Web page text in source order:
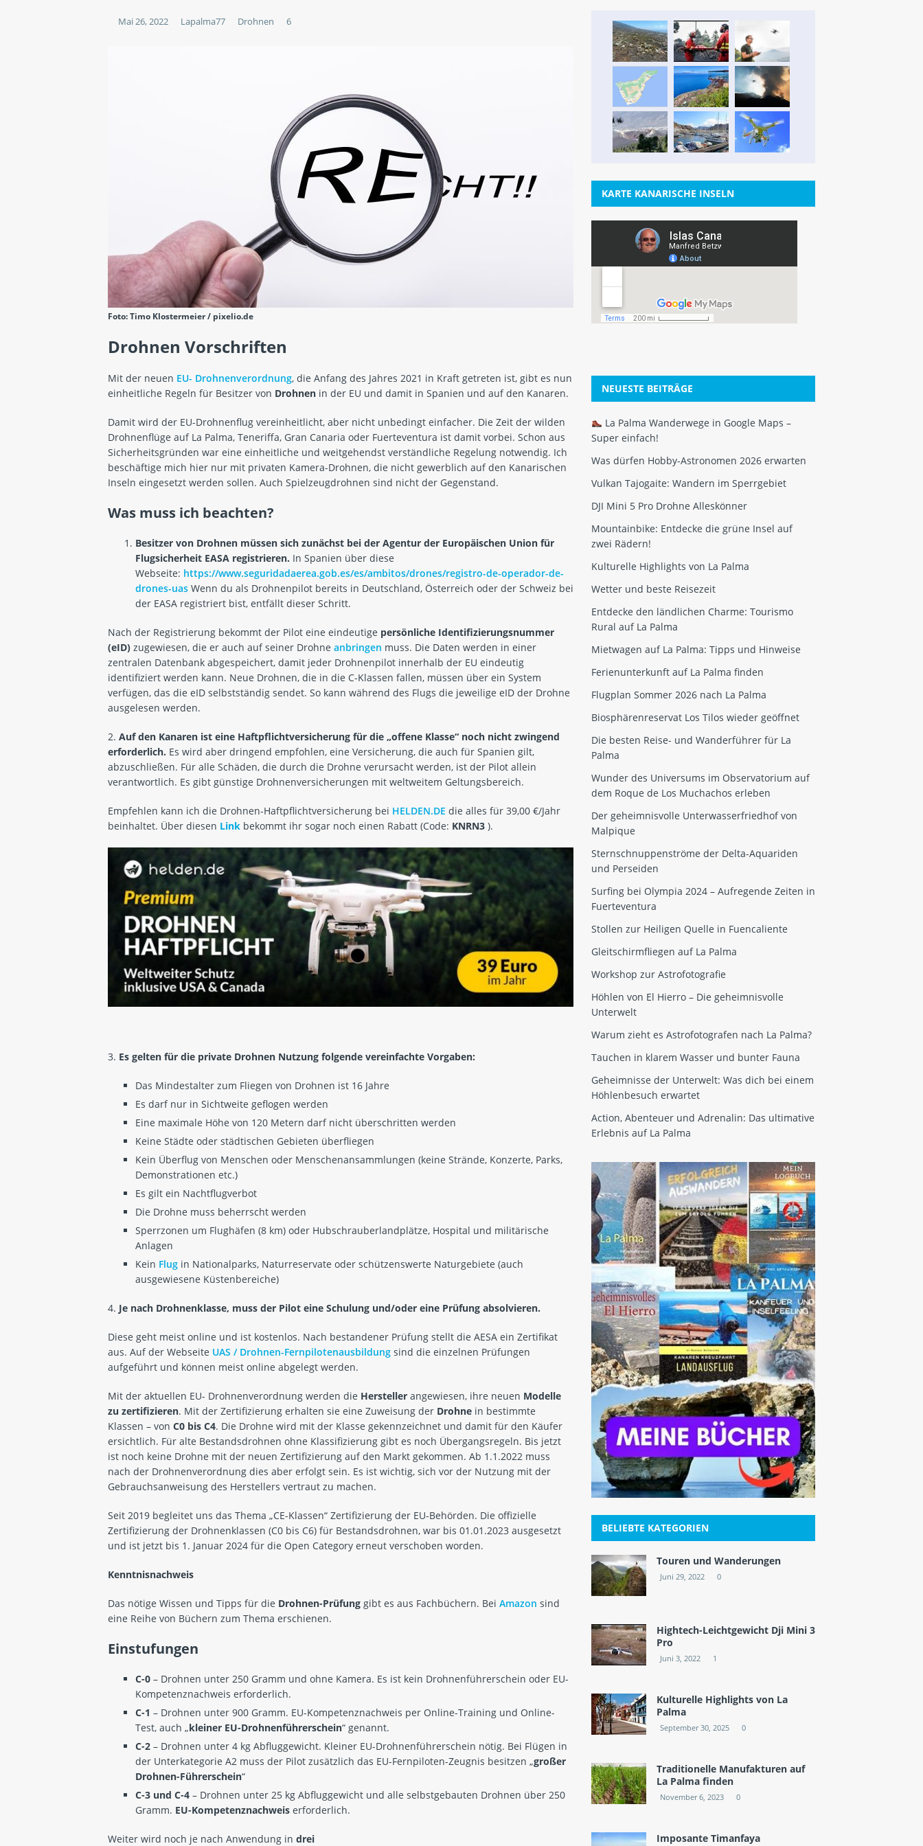
[ Februar 4, 2026 ]
La Palma Wanderwege in Google Maps – Super einfach!
Mai 26, 2022 Lapalma77 Drohnen 6
Foto: Timo Klostermeier / pixelio.de
Drohnen Vorschriften
Mit der neuen EU- Drohnenverordnung, die Anfang des Jahres 2021 in Kraft getreten ist, gibt es nun
einheitliche Regeln für Besitzer von Drohnen in der EU und damit in Spanien und auf den Kanaren.
Damit wird der EU-Drohnenflug vereinheitlicht, aber nicht unbedingt einfacher. Die Zeit der wilden
Drohnenflüge auf La Palma, Teneriffa, Gran Canaria oder Fuerteventura ist damit vorbei. Schon aus
Sicherheitsgründen war eine einheitliche und weitgehendst verständliche Regelung notwendig. Ich
beschäftige mich hier nur mit privaten Kamera-Drohnen, die nicht gewerblich auf den Kanarischen
Inseln eingesetzt werden sollen. Auch Spielzeugdrohnen sind nicht der Gegenstand.
Was muss ich beachten?
Besitzer von Drohnen müssen sich zunächst bei der Agentur der Europäischen Union für
Flugsicherheit EASA registrieren. In Spanien über diese
Webseite: https://www.seguridadaerea.gob.es/es/ambitos/drones/registro-de-operador-de-
drones-uas Wenn du als Drohnenpilot bereits in Deutschland, Österreich oder der Schweiz bei
der EASA registriert bist, entfällt dieser Schritt.
Nach der Registrierung bekommt der Pilot eine eindeutige persönliche Identifizierungsnummer
(eID) zugewiesen, die er auch auf seiner Drohne anbringen muss. Die Daten werden in einer
zentralen Datenbank abgespeichert, damit jeder Drohnenpilot innerhalb der EU eindeutig
identifiziert werden kann. Neue Drohnen, die in die C-Klassen fallen, müssen über ein System
verfügen, das die eID selbstständig sendet. So kann während des Flugs die jeweilige eID der Drohne
ausgelesen werden.
2. Auf den Kanaren ist eine Haftpflichtversicherung für die „offene Klasse“ noch nicht zwingend
erforderlich. Es wird aber dringend empfohlen, eine Versicherung, die auch für Spanien gilt,
abzuschließen. Für alle Schäden, die durch die Drohne verursacht werden, ist der Pilot allein
verantwortlich. Es gibt günstige Drohnenversicherungen mit weltweitem Geltungsbereich.
Empfehlen kann ich die Drohnen-Haftpflichtversicherung bei HELDEN.DE die alles für 39,00 €/Jahr
beinhaltet. Über diesen Link bekommt ihr sogar noch einen Rabatt (Code: KNRN3 ).
3. Es gelten für die private Drohnen Nutzung folgende vereinfachte Vorgaben:
Das Mindestalter zum Fliegen von Drohnen ist 16 Jahre
Es darf nur in Sichtweite geflogen werden
Eine maximale Höhe von 120 Metern darf nicht überschritten werden
Keine Städte oder städtischen Gebieten überfliegen
Kein Überflug von Menschen oder Menschenansammlungen (keine Strände, Konzerte, Parks,
Demonstrationen etc.)
Es gilt ein Nachtflugverbot
Die Drohne muss beherrscht werden
Sperrzonen um Flughäfen (8 km) oder Hubschrauberlandplätze, Hospital und militärische
Anlagen
Kein Flug in Nationalparks, Naturreservate oder schützenswerte Naturgebiete (auch
ausgewiesene Küstenbereiche)
4. Je nach Drohnenklasse, muss der Pilot eine Schulung und/oder eine Prüfung absolvieren.
Diese geht meist online und ist kostenlos. Nach bestandener Prüfung stellt die AESA ein Zertifikat
aus. Auf der Webseite UAS / Drohnen-Fernpilotenausbildung sind die einzelnen Prüfungen
aufgeführt und können meist online abgelegt werden.
Mit der aktuellen EU- Drohnenverordnung werden die Hersteller angewiesen, ihre neuen Modelle
zu zertifizieren. Mit der Zertifizierung erhalten sie eine Zuweisung der Drohne in bestimmte
Klassen – von C0 bis C4. Die Drohne wird mit der Klasse gekennzeichnet und damit für den Käufer
ersichtlich. Für alte Bestandsdrohnen ohne Klassifizierung gibt es noch Übergangsregeln. Bis jetzt
ist noch keine Drohne mit der neuen Zertifizierung auf den Markt gekommen. Ab 1.1.2022 muss
nach der Drohnenverordnung dies aber erfolgt sein. Es ist wichtig, sich vor der Nutzung mit der
Gebrauchsanweisung des Herstellers vertraut zu machen.
Seit 2019 begleitet uns das Thema „CE-Klassen“ Zertifizierung der EU-Behörden. Die offizielle
Zertifizierung der Drohnenklassen (C0 bis C6) für Bestandsdrohnen, war bis 01.01.2023 ausgesetzt
und ist jetzt bis 1. Januar 2024 für die Open Category erneut verschoben worden.
Kenntnisnachweis
Das nötige Wissen und Tipps für die Drohnen-Prüfung gibt es aus Fachbüchern. Bei Amazon sind
eine Reihe von Büchern zum Thema erschienen.
Einstufungen
C-0 – Drohnen unter 250 Gramm und ohne Kamera. Es ist kein Drohnenführerschein oder EU-
Kompetenznachweis erforderlich.
C-1 – Drohnen unter 900 Gramm. EU-Kompetenznachweis per Online-Training und Online-
Test, auch „kleiner EU-Drohnenführerschein“ genannt.
C-2 – Drohnen unter 4 kg Abfluggewicht. Kleiner EU-Drohnenführerschein nötig. Bei Flügen in
der Unterkategorie A2 muss der Pilot zusätzlich das EU-Fernpiloten-Zeugnis besitzen „großer
Drohnen-Führerschein“
C-3 und C-4 – Drohnen unter 25 kg Abfluggewicht und alle selbstgebauten Drohnen über 250
Gramm. EU-Kompetenznachweis erforderlich.
Weiter wird noch je nach Anwendung in drei
KARTE KANARISCHE INSELN
NEUESTE BEITRÄGE
La Palma Wanderwege in Google Maps –
Super einfach!
Was dürfen Hobby-Astronomen 2026 erwarten
Vulkan Tajogaite: Wandern im Sperrgebiet
DJI Mini 5 Pro Drohne Alleskönner
Mountainbike: Entdecke die grüne Insel auf
zwei Rädern!
Kulturelle Highlights von La Palma
Wetter und beste Reisezeit
Entdecke den ländlichen Charme: Tourismo
Rural auf La Palma
Mietwagen auf La Palma: Tipps und Hinweise
Ferienunterkunft auf La Palma finden
Flugplan Sommer 2026 nach La Palma
Biosphärenreservat Los Tilos wieder geöffnet
Die besten Reise- und Wanderführer für La
Palma
Wunder des Universums im Observatorium auf
dem Roque de Los Muchachos erleben
Der geheimnisvolle Unterwasserfriedhof von
Malpique
Sternschnuppenströme der Delta-Aquariden
und Perseiden
Surfing bei Olympia 2024 – Aufregende Zeiten in
Fuerteventura
Stollen zur Heiligen Quelle in Fuencaliente
Gleitschirmfliegen auf La Palma
Workshop zur Astrofotografie
Höhlen von El Hierro – Die geheimnisvolle
Unterwelt
Warum zieht es Astrofotografen nach La Palma?
Tauchen in klarem Wasser und bunter Fauna
Geheimnisse der Unterwelt: Was dich bei einem
Höhlenbesuch erwartet
Action, Abenteuer und Adrenalin: Das ultimative
Erlebnis auf La Palma
BELIEBTE KATEGORIEN
Touren und Wanderungen
Juni 29, 2022 0
Hightech-Leichtgewicht Dji Mini 3
Pro
Juni 3, 2022 1
Kulturelle Highlights von La
Palma
September 30, 2025 0
Traditionelle Manufakturen auf
La Palma finden
November 6, 2023 0
Imposante Timanfaya